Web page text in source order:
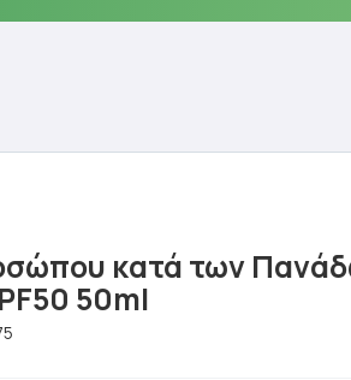
κατά των
50ml